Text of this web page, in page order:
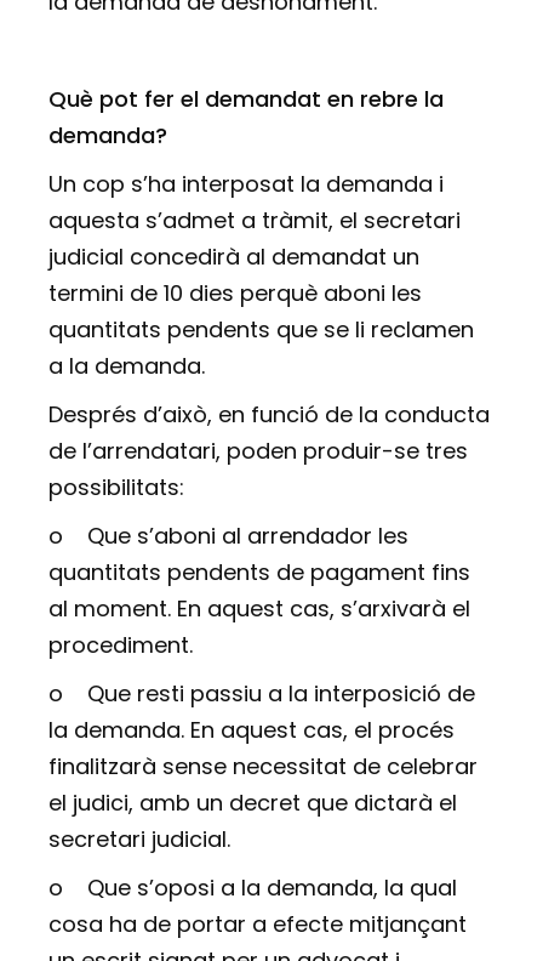
Què pot fer el demandat en rebre la
demanda?
Un cop s’ha interposat la demanda i
aquesta s’admet a tràmit, el secretari
judicial concedirà al demandat un
termini de 10 dies perquè aboni les
quantitats pendents que se li reclamen
a la demanda.
Després d’això, en funció de la conducta
de l’arrendatari, poden produir-se tres
possibilitats:
o
Que s’aboni al arrendador les
quantitats pendents de pagament fins
al moment. En aquest cas, s’arxivarà el
procediment.
o
Que resti passiu a la interposició de
la demanda. En aquest cas, el procés
finalitzarà sense necessitat de celebrar
el judici, amb un decret que dictarà el
secretari judicial.
o
Que s’oposi a la demanda, la qual
cosa ha de portar a efecte mitjançant